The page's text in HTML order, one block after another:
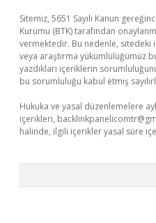
Sitemiz, 5651 Sayılı Kanun
Kurumu (BTK) tarafından
vermektedir. Bu nedenle,
veya araştırma yükümlülüğümüz
yazdıkları içeriklerin
bu sorumluluğu kabul etmiş
Hukuka ve yasal düzenlemelere
içerikleri,
halinde, ilgili içerikler yasal süre